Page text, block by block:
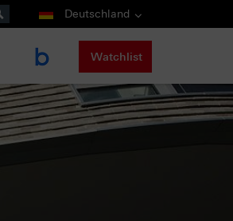
Deutschland
Watchlist